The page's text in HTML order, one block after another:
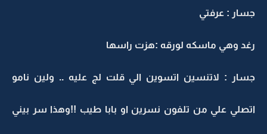
جسار : عرفتي
رغد وهي ماسكه لورقه :هزت راسها
جسار : لاتنسين اتسوين الي قلت لج عليه .. ولين نامو
اتصلي علي من تلفون نسرين او بابا طيب !!وهذا سر بيني